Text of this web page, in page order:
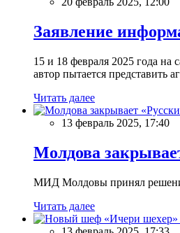
Заявление
15 и 18 февраля 2025 года на
автор пытается представить
Читать далее
13 февраль 2025, 17:40
Молдова
МИД Молдовы принял
Читать далее